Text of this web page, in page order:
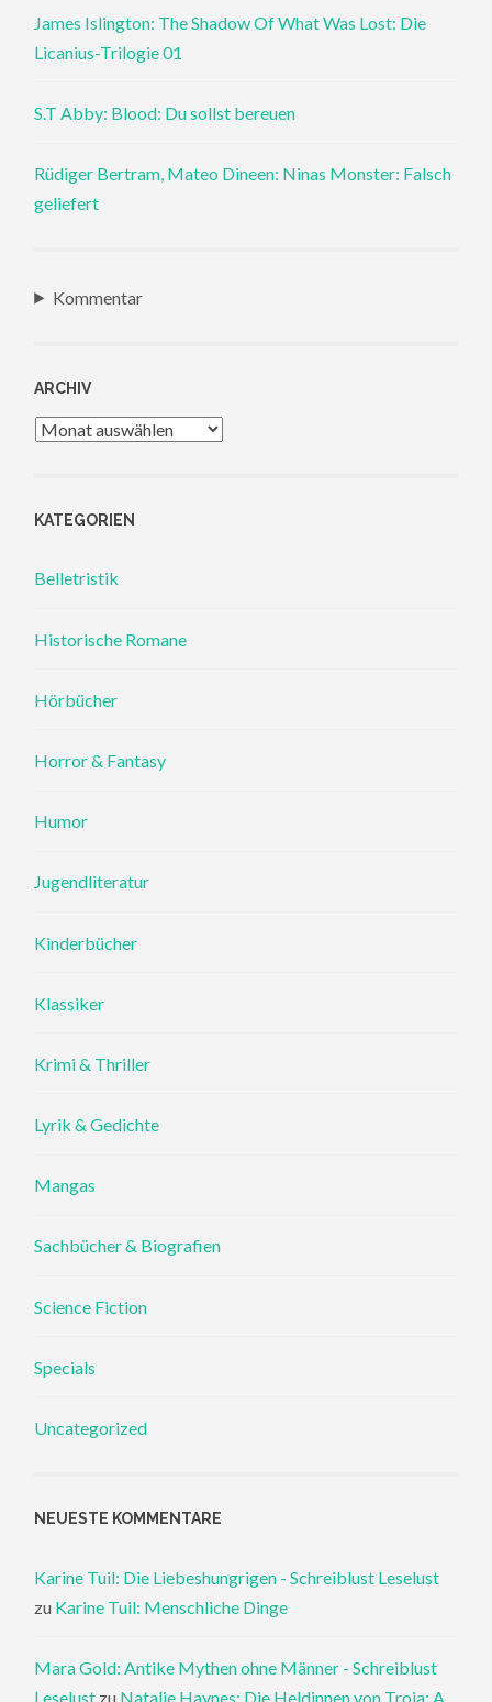
James Islington: The Shadow Of What Was Lost: Die
Licanius-Trilogie 01
S.T Abby: Blood: Du sollst bereuen
Rüdiger Bertram, Mateo Dineen: Ninas Monster: Falsch
geliefert
Kommentar
ARCHIV
Archiv
KATEGORIEN
Belletristik
Historische Romane
Hörbücher
Horror & Fantasy
Humor
Jugendliteratur
Kinderbücher
Klassiker
Krimi & Thriller
Lyrik & Gedichte
Mangas
Sachbücher & Biografien
Science Fiction
Specials
Uncategorized
NEUESTE KOMMENTARE
Karine Tuil: Die Liebeshungrigen - Schreiblust Leselust
zu Karine Tuil: Menschliche Dinge
Mara Gold: Antike Mythen ohne Männer - Schreiblust
Leselust zu Natalie Haynes: Die Heldinnen von Troja: A